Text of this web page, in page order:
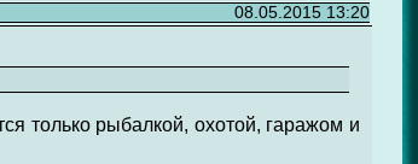
08.05.2015 13:20
только рыбалкой, охотой, гаражом и